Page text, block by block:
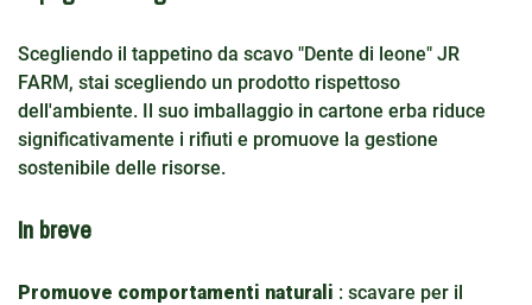
Scegliendo il tappetino da scavo "Dente di leone" JR
FARM, stai scegliendo un prodotto rispettoso
dell'ambiente. Il suo imballaggio in cartone erba riduce
significativamente i rifiuti e promuove la gestione
sostenibile delle risorse.
In breve
Promuove comportamenti naturali : scavare per il